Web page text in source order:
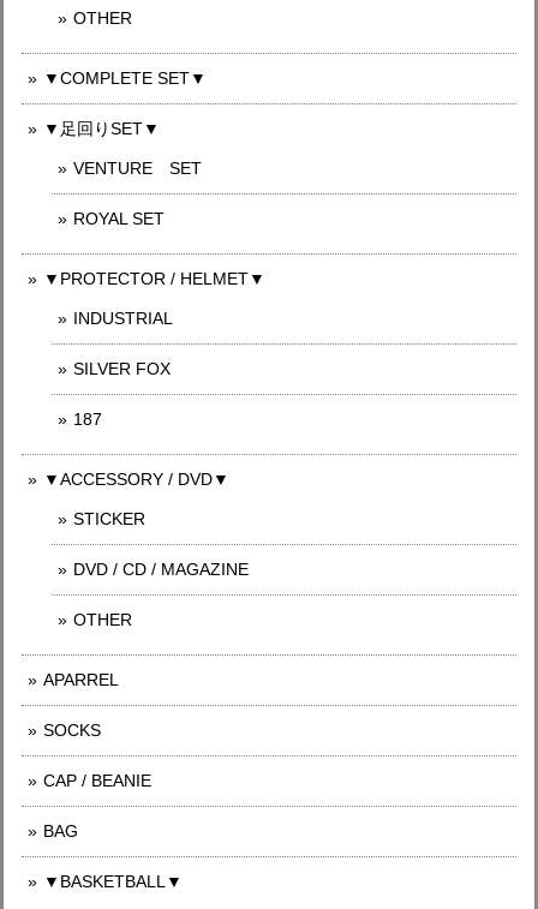
OTHER
▼COMPLETE SET▼
▼足回りSET▼
VENTURE SET
ROYAL SET
▼PROTECTOR / HELMET▼
INDUSTRIAL
SILVER FOX
187
▼ACCESSORY / DVD▼
STICKER
DVD / CD / MAGAZINE
OTHER
APARREL
SOCKS
CAP / BEANIE
BAG
▼BASKETBALL▼